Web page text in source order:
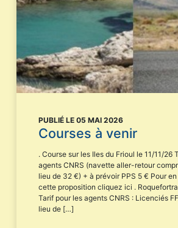
PUBLIÉ LE 05 MAI 2026
Courses à venir
. Course sur les Iles du Frioul le 11/11/26
agents CNRS (navette aller-retour
lieu de 32 €) + à prévoir PPS 5 € Pour
cette proposition cliquez ici .
Tarif pour les agents CNRS : Licenciés
lieu de […]